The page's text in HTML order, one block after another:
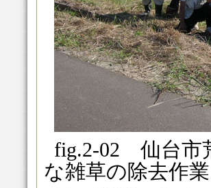
fig.2-02 仙台市
な雑草の除去作